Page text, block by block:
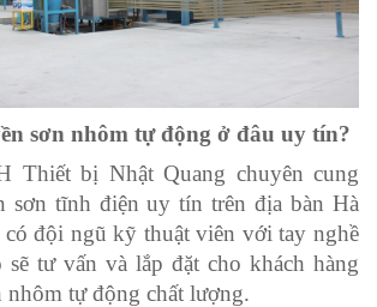
sơn nhôm tự động ở đâu uy tín?
Thiết bị Nhật Quang chuyên cung
sơn tĩnh điện uy tín trên địa bàn Hà
đội ngũ kỹ thuật viên với tay nghề
tư vấn và lắp đặt cho khách hàng
nhôm tự động chất lượng.